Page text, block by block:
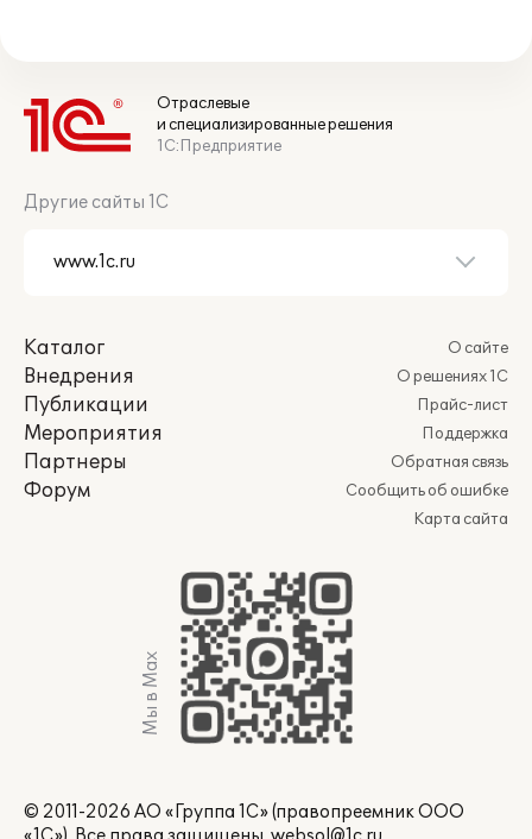
Отраслевые
и специализированные решения
1С:Предприятие
Другие сайты 1С
Каталог
Внедрения
Публикации
Мероприятия
Партнеры
Форум
О сайте
О решениях 1С
Прайс-лист
Поддержка
Обратная связь
Сообщить об ошибке
Карта сайта
Мы в Max
© 2011-2026 АО «Группа 1С» (правопреемник ООО